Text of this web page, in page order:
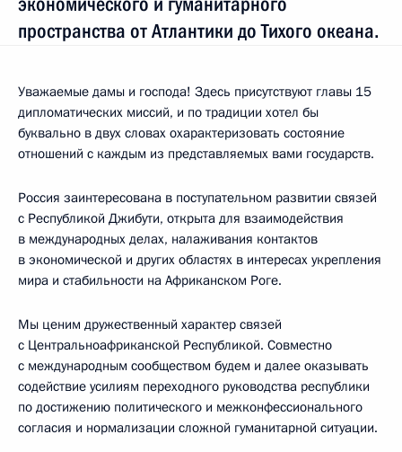
пространства от Атлантики до Тихого океана.
Уважаемые дамы и господа! Здесь присутствуют главы 15
дипломатических миссий, и по традиции хотел бы
буквально в двух словах охарактеризовать состояние
отношений с каждым из представляемых вами государств.
Россия заинтересована в поступательном развитии связей
с Республикой Джибути, открыта для взаимодействия
в международных делах, налаживания контактов
в экономической и других областях в интересах укрепления
мира и стабильности на Африканском Роге.
Мы ценим дружественный характер связей
с Центральноафриканской Республикой. Совместно
с международным сообществом будем и далее оказывать
содействие усилиям переходного руководства республики
по достижению политического и межконфессионального
согласия и нормализации сложной гуманитарной ситуации.